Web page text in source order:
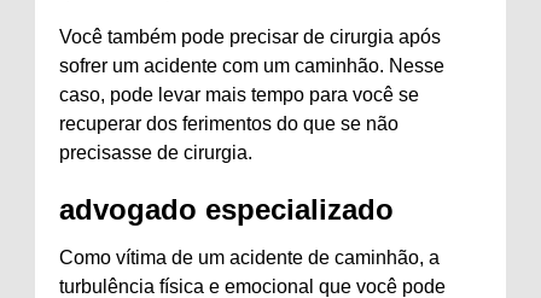
Você também pode precisar de cirurgia após
sofrer um acidente com um caminhão. Nesse
caso, pode levar mais tempo para você se
recuperar dos ferimentos do que se não
precisasse de cirurgia.
advogado especializado
Como vítima de um acidente de caminhão, a
turbulência física e emocional que você pode